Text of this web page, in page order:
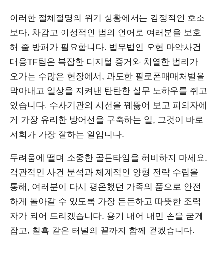
이러한 절체절명의 위기 상황에서는 감정적인 호소
보다, 차갑고 이성적인 법의 언어로 여러분을 보호
해 줄 방패가 필요합니다. 법무법인 오현 마약사건
대응TF팀은 복잡한 디지털 증거와 치열한 법리가
오가는 수많은 현장에서, 과도한 필로폰매매처벌을
막아내고 일상을 지켜낸 탄탄한 실무 노하우를 쥐고
있습니다. 수사기관의 시선을 꿰뚫어 보고 피의자에
게 가장 유리한 방어선을 구축하는 일, 그것이 바로
저희가 가장 잘하는 일입니다.
두려움에 떨며 소중한 골든타임을 허비하지 마세요.
객관적인 사건 분석과 체계적인 양형 전략 수립을
통해, 여러분이 다시 평온했던 가족의 품으로 안전
하게 돌아갈 수 있도록 가장 든든하고 따뜻한 조력
자가 되어 드리겠습니다. 용기 내어 내민 손을 굳게
잡고, 칠흑 같은 터널의 끝까지 함께 걷겠습니다.